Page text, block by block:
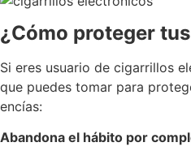
¿Cómo proteger
Si eres usuario de cigarrillos
que puedes tomar para
encías:
Abandona el hábito por